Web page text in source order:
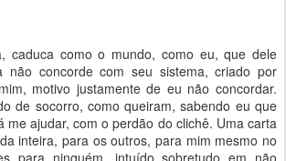
caduca como o mundo, como eu, que dele
não concorde com seu sistema, criado por
motivo justamente de eu não concordar.
de socorro, como queiram, sabendo eu que
me ajudar, com o perdão do clichê. Uma carta
inteira, para os outros, para mim mesmo no
para ninguém, intuído sobretudo em não